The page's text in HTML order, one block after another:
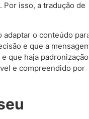
isso, a tradução de
o conteúdo para
e que a mensagem
que haja padronização
e compreendido por